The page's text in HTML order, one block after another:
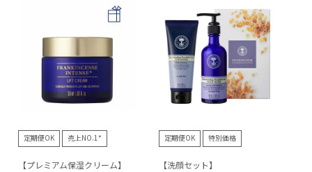
定期便OK 売上NO.1*
【プレミアム保湿クリーム】
定期便OK 特別価格
【洗顔セット】